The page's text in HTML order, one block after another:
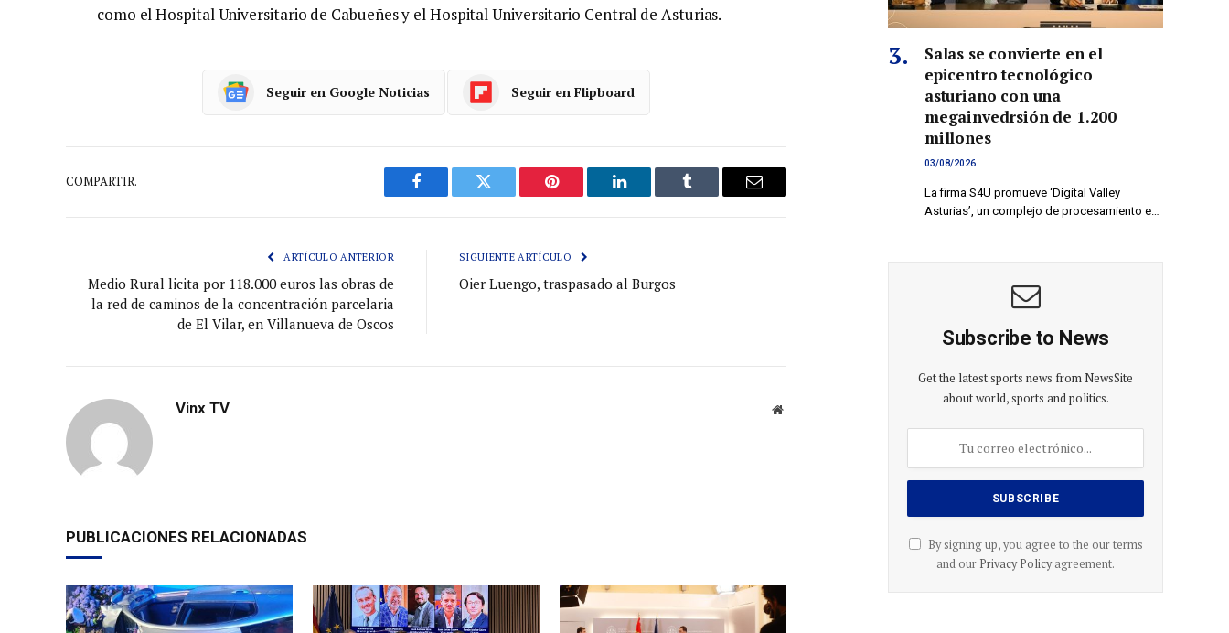
como el Hospital Universitario de Cabueñes y el Hospital Universitario Central de Asturias.
Seguir en Google Noticias Seguir en Flipboard
COMPARTIR.
Facebook Gorjeo Pinterest LinkedIn Tumblr
Correo
ARTÍCULO ANTERIOR
Medio Rural licita por 118.000 euros las obras de
la red de caminos de la concentración parcelaria
de El Vilar, en Villanueva de Oscos
SIGUIENTE ARTÍCULO
Oier Luengo, traspasado al Burgos
Vinx TV
Sitio
PUBLICACIONES RELACIONADAS
Salas se convierte en el
epicentro tecnológico
asturiano con una
megainvedrsión de 1.200
millones
03/08/2026
La firma S4U promueve ‘Digital Valley
Asturias’, un complejo de procesamiento e…
Subscribe to News
Get the latest sports news from NewsSite
about world, sports and politics.
By signing up, you agree to the our terms
and our Privacy Policyagreement.